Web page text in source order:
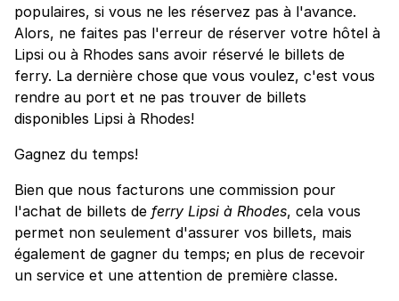
populaires, si vous ne les réservez pas à l'avance.
Alors, ne faites pas l'erreur de réserver votre hôtel à
Lipsi ou à Rhodes sans avoir réservé le billets de
ferry. La dernière chose que vous voulez, c'est vous
rendre au port et ne pas trouver de billets
disponibles Lipsi à Rhodes!
Gagnez du temps!
Bien que nous facturons une commission pour
l'achat de billets de ferry Lipsi à Rhodes, cela vous
permet non seulement d'assurer vos billets, mais
également de gagner du temps; en plus de recevoir
un service et une attention de première classe.